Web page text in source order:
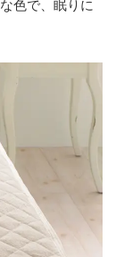
色で、眠りに